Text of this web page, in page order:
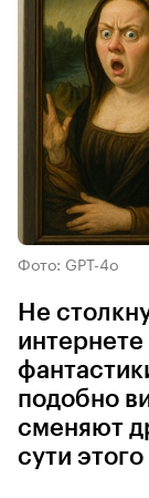
Фото: GPT-4o
Не
подобно
сменяют
сути